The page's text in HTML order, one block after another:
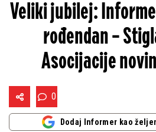
Veliki jubilej:
rođendan –
Asocijacije
0
Dodaj Informer kao